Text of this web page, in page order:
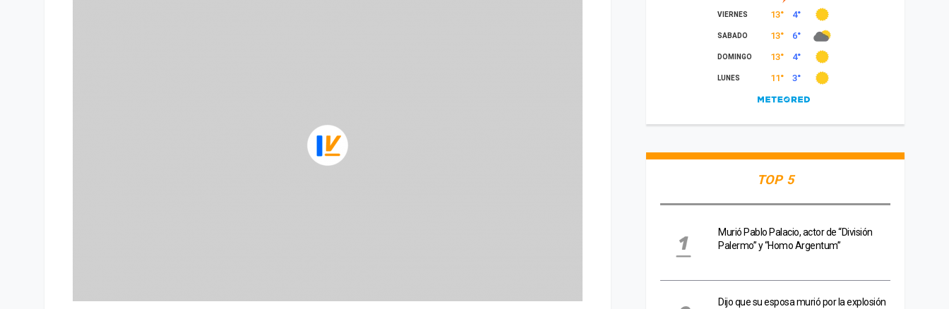
TOP 5
Murió Pablo Palacio, actor de “División
Palermo” y “Homo Argentum”
Dijo que su esposa murió por la explosión